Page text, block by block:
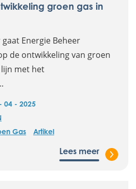
groen gas in
Energie Beheer
de ontwikkeling van groen
met het
04 - 2025
Gas Artikel
Lees meer